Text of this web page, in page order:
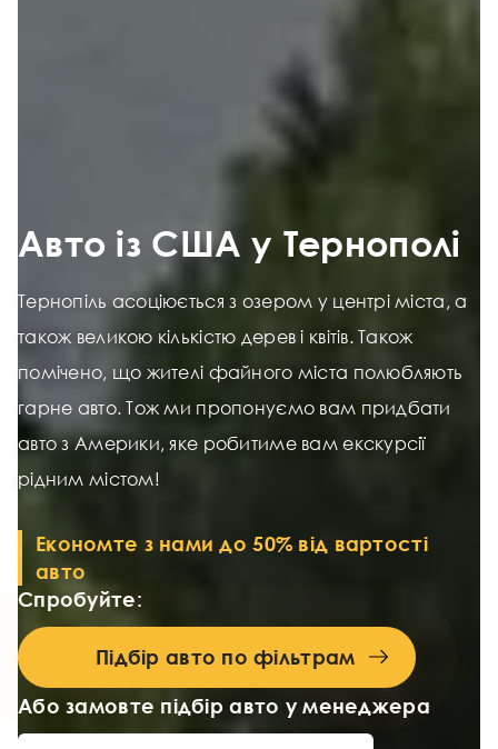
Авто із США у Тернополі
Тернопіль асоціюється з озером у центрі міста, а
також великою кількістю дерев і квітів. Також
помічено, що жителі файного міста полюбляють
гарне авто. Тож ми пропонуємо вам придбати
авто з Америки, яке робитиме вам екскурсії
рідним містом!
Економте з нами до 50% від вартості
авто
Спробуйте:
Підбір авто по фільтрам
Або замовте підбір авто у менеджера